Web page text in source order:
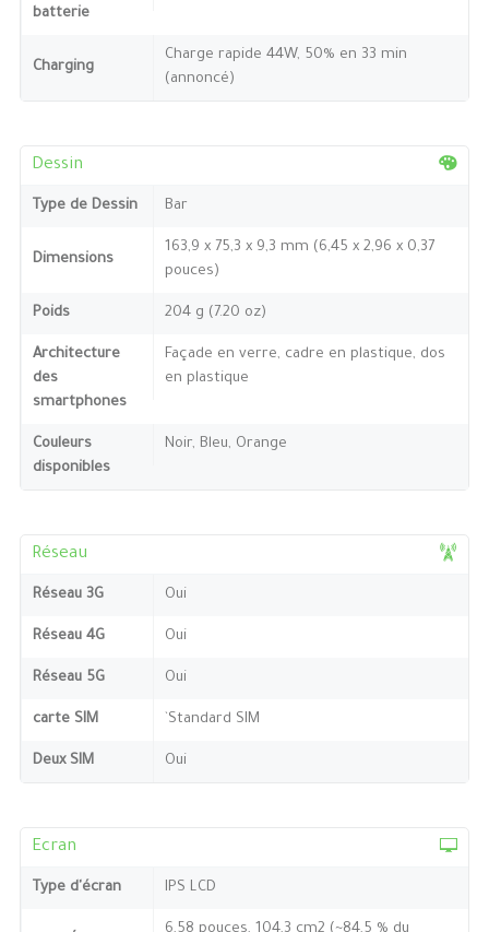
batterie
Charging
Charge rapide 44W, 50% en 33 min
(annoncé)
Dessin
Type de Dessin Bar
Dimensions
163,9 x 75,3 x 9,3 mm (6,45 x 2,96 x 0,37
pouces)
Poids 204 g (7.20 oz)
Architecture
des
smartphones
Façade en verre, cadre en plastique, dos
en plastique
Couleurs
disponibles
Noir, Bleu, Orange
Réseau
Réseau 3G Oui
Réseau 4G Oui
Réseau 5G Oui
carte SIM `Standard SIM
Deux SIM Oui
Ecran
Type d'écran IPS LCD